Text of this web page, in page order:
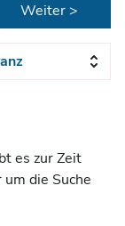
Weiter >
es zur Zeit
die Suche